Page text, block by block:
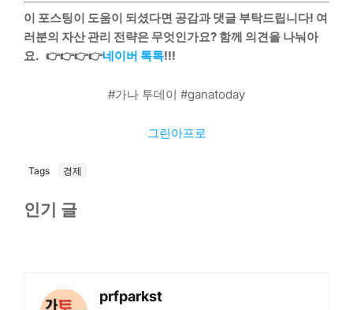
이 포스팅이 도움이 되셨다면 공감과 댓글 부탁드립니다! 여
러분의 자산 관리 전략은 무엇인가요? 함께 의견을 나눠아
요. 👉👉👉👉네이버 톡톡!!!
#가나 투데이 #ganatoday
그린아프로
Tags 경제
인기 글
prfparkst